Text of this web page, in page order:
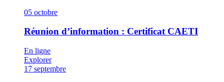
05 octobre
Réunion d’information : Certificat CAETI
En ligne
Explorer
17 septembre